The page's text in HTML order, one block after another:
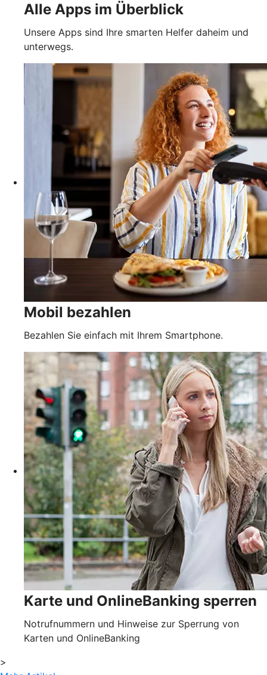
Alle Apps im Überblick
Unsere Apps sind Ihre smarten Helfer daheim und
unterwegs.
Mobil bezahlen
Bezahlen Sie einfach mit Ihrem Smartphone.
Karte und OnlineBanking sperren
Notrufnummern und Hinweise zur Sperrung von
Karten und OnlineBanking
>